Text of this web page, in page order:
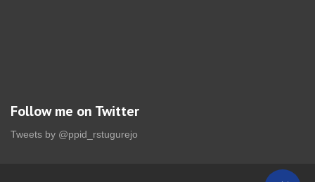
Follow me on Twitter
Tweets by @ppid_rstugurejo